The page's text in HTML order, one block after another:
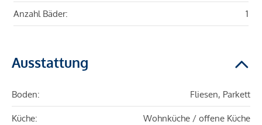
Anzahl Bäder: 1
Ausstattung
Boden: Fliesen, Parkett
Küche: Wohnküche / offene Küche